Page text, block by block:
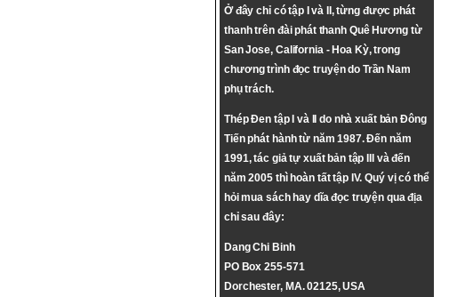
Ở đây chỉ có tập I và II, từng được phát
thanh trên đài phát thanh Quê Hương từ
San Jose, California - Hoa Kỳ, trong
chương trình đọc truyện do Trần Nam
phụ trách.
Thép Đen tập I và II do nhà xuất bản Đông
Tiến phát hành từ năm 1987. Đến năm
1991, tác giả tự xuất bản tập III và đến
năm 2005 thì hoàn tất tập IV. Quý vị có thể
hỏi mua sách hay dĩa đọc truyện qua địa
chỉ sau đây:
Dang Chi Binh
PO Box 255-571
Dorchester, MA. 02125, USA